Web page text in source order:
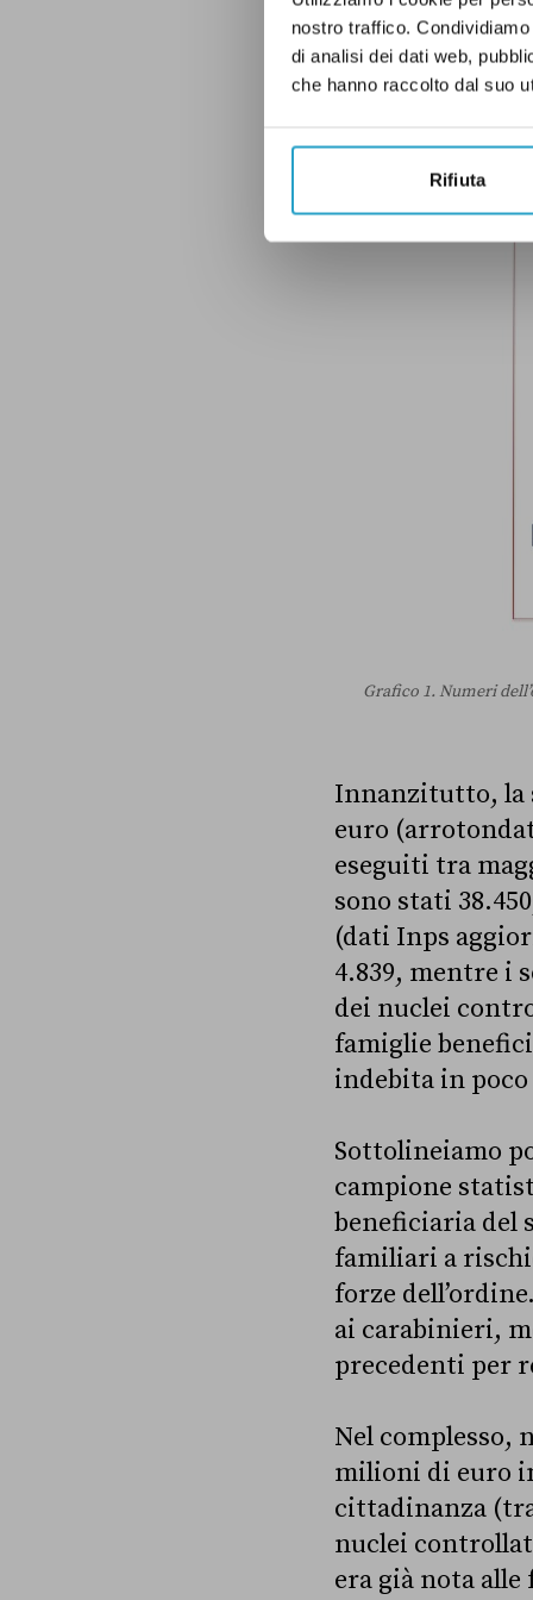
nostro traffico.
di analisi dei dati web,
che hanno raccolto dal suo
Rifiuta
Grafico 1. Numeri
Innanzitutto, la
euro
eseguiti tra
sono stati
(dati Inps
4.839, mentre i
dei nuclei
famiglie
indebita in
Sottolineiamo
campione
beneficiaria del
familiari a
forze
ai carabinieri,
precedenti per
Nel complesso,
milioni di euro
cittadinanza
nuclei
era già nota alle